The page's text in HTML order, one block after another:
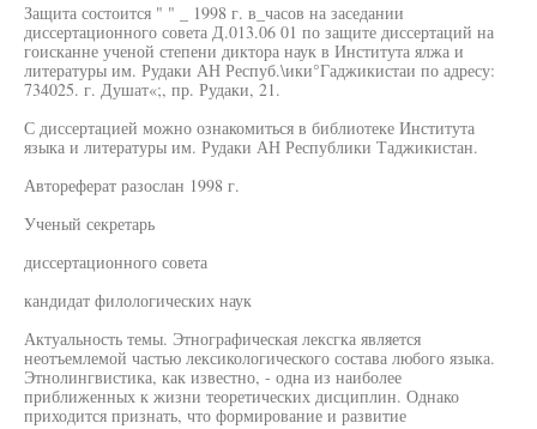
Защита состоится " " _ 1998 г. в_часов на заседании
диссертационного совета Д.013.06 01 по защите диссертаций на
гоисканне ученой степени диктора наук в Института ялжа и
литературы им. Рудаки АН Респуб.\ики°Гаджикистаи по адресу:
734025. г. Душат«;, пр. Рудаки, 21.
С диссертацией можно ознакомиться в библиотеке Института
языка и литературы им. Рудаки АН Республики Таджикистан.
Автореферат разослан 1998 г.
Ученый секретарь
диссертационного совета
кандидат филологических наук
Актуальность темы. Этнографическая лексгка является
неотъемлемой частью лексикологического состава любого языка.
Этнолингвистика, как известно, - одна из наиболее
приближенных к жизни теоретических дисциплин. Однако
приходится признать, что формирование и развитие